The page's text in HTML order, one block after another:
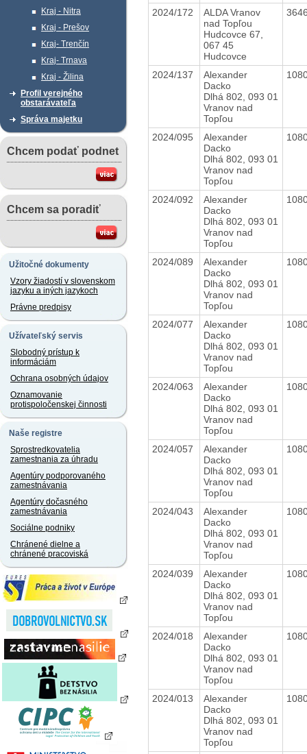
Kraj - Nitra
Kraj - Prešov
Kraj- Trenčín
Kraj- Trnava
Kraj - Žilina
Profil verejného
obstarávateľa
Správa majetku
Chcem podať podnet
Chcem sa poradiť
Užitočné dokumenty
Vzory žiadostí v slovenskom
jazyku a iných jazykoch
Právne predpisy
Užívateľský servis
Slobodný prístup k
informáciám
Ochrana osobných údajov
Oznamovanie
protispoločenskej činnosti
Naše registre
Sprostredkovatelia
zamestnania za úhradu
Agentúry podporovaného
zamestnávania
Agentúry dočasného
zamestnávania
Sociálne podniky
Chránené dielne a
chránené pracoviská
2024/172
ALDA Vranov
nad Topľou
Hudcovce 67,
067 45
Hudcovce
2024/137
Alexander
Dacko
Dlhá 802, 093 01
Vranov nad
Topľou
2024/095
Alexander
Dacko
Dlhá 802, 093 01
Vranov nad
Topľou
2024/092
Alexander
Dacko
Dlhá 802, 093 01
Vranov nad
Topľou
2024/089
Alexander
Dacko
Dlhá 802, 093 01
Vranov nad
Topľou
2024/077
Alexander
Dacko
Dlhá 802, 093 01
Vranov nad
Topľou
2024/063
Alexander
Dacko
Dlhá 802, 093 01
Vranov nad
Topľou
2024/057
Alexander
Dacko
Dlhá 802, 093 01
Vranov nad
Topľou
2024/043
Alexander
Dacko
Dlhá 802, 093 01
Vranov nad
Topľou
2024/039
Alexander
Dacko
Dlhá 802, 093 01
Vranov nad
Topľou
2024/018
Alexander
Dacko
Dlhá 802, 093 01
Vranov nad
Topľou
2024/013
Alexander
Dacko
Dlhá 802, 093 01
Vranov nad
Topľou